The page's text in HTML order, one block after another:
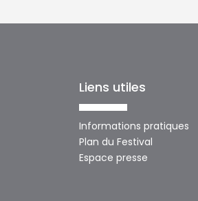
Liens utiles
Informations pratiques
Plan du Festival
Espace presse